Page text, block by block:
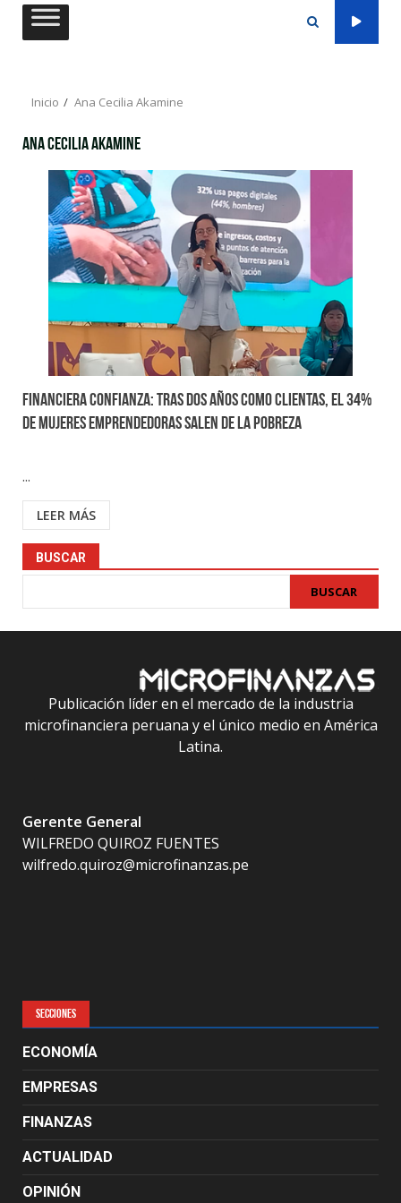
Saltar
Inicio Ana Cecilia Akamine
Ana Cecilia Akamine
Financiera confianza: Tras dos años como clientas, el 34%
de mujeres emprendedoras salen de la pobreza
...
LEER MÁS
BUSCAR
BUSCAR
Publicación líder en el mercado de la industria
microfinanciera peruana y el único medio en América
Latina.
Gerente General
WILFREDO QUIROZ FUENTES
wilfredo.quiroz@microfinanzas.pe
SECCIONES
ECONOMÍA
EMPRESAS
FINANZAS
ACTUALIDAD
OPINIÓN